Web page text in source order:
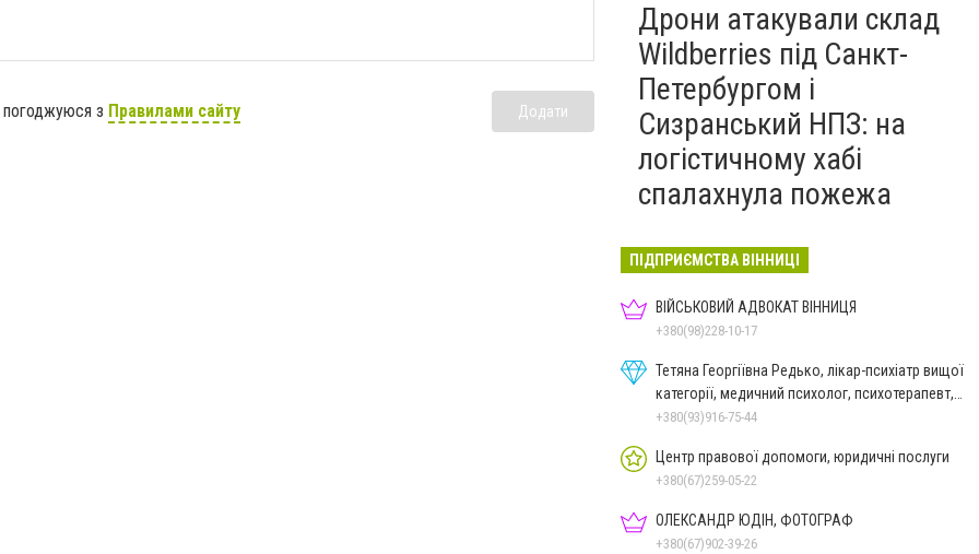
з Правилами сайту Додати
Дрони атакували склад
Wildberries під Санкт-
Петербургом і
Сизранський НПЗ: на
логістичному хабі
спалахнула пожежа
ПІДПРИЄМСТВА ВІННИЦІ
ВІЙСЬКОВИЙ АДВОКАТ ВІННИЦЯ
+380(98)228-10-17
Тетяна Георгіївна Редько, лікар-психіатр вищої
категорії, медичний психолог, психотерапевт,
гіпнолог
+380(93)916-75-44
Центр правової допомоги, юридичні послуги
+380(67)259-05-22
ОЛЕКСАНДР ЮДІН, ФОТОГРАФ
+380(67)902-39-26